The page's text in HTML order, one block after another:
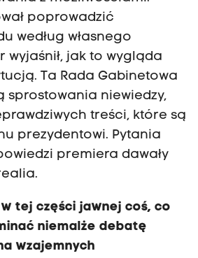
poprowadzić
według własnego
wyjaśnił, jak to wygląda
Ta Rada Gabinetowa
sprostowania niewiedzy,
treści, które są
prezydentowi. Pytania
premiera dawały
tej części jawnej coś, co
niemalże debatę
wzajemnych